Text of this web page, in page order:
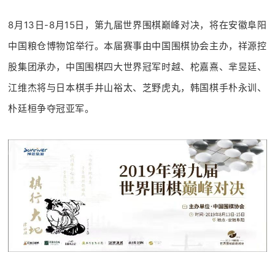
8月13日-8月15日 ，第九届世界围棋巅峰对决，将在安徽阜阳
中国粮仓博物馆举行。本届赛事由中国围棋协会主办，祥源控
股集团承办，中国围棋四大世界冠军时越、柁嘉熹、芈昱廷、
江维杰将与日本棋手井山裕太、芝野虎丸，韩国棋手朴永训、
朴廷桓争夺冠亚军。